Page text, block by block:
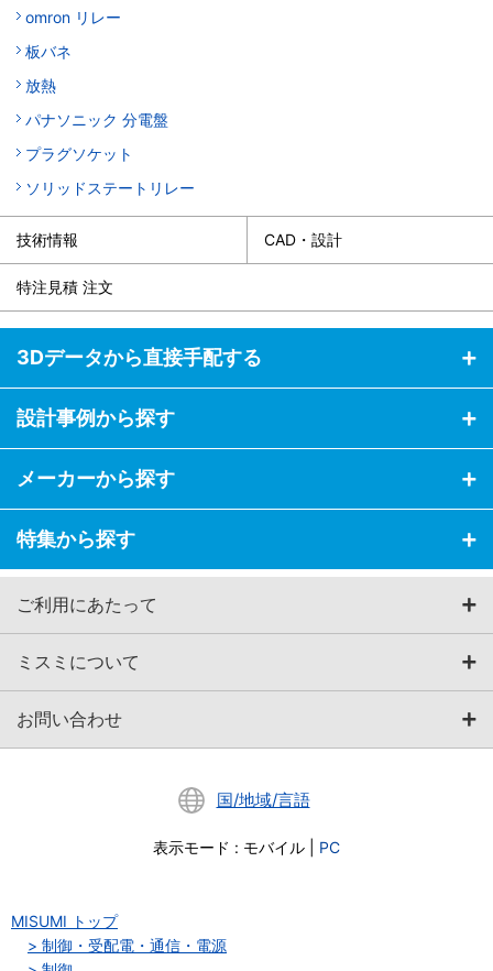
omron リレー
板バネ
放熱
パナソニック 分電盤
プラグソケット
ソリッドステートリレー
技術情報 CAD・設計
特注見積 注文
3Dデータから直接手配する
設計事例から探す
メーカーから探す
特集から探す
ご利用にあたって
ミスミについて
お問い合わせ
国/地域/言語
表示モード : モバイル PC
MISUMI トップ
制御・受配電・通信・電源